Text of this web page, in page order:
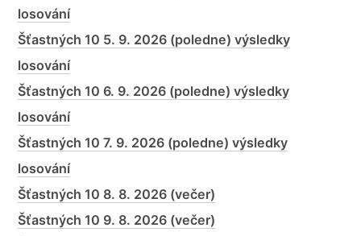
losování
Šťastných 10 5. 9. 2026 (poledne) výsledky
losování
Šťastných 10 6. 9. 2026 (poledne) výsledky
losování
Šťastných 10 7. 9. 2026 (poledne) výsledky
losování
Šťastných 10 8. 8. 2026 (večer)
Šťastných 10 9. 8. 2026 (večer)